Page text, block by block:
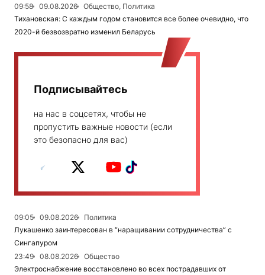
09:58 09.08.2026
Общество, Политика
Тихановская: С каждым годом становится все более очевидно, что
2020-й безвозвратно изменил Беларусь
Подписывайтесь
на нас в соцсетях, чтобы не
пропустить важные новости (если
это безопасно для вас)
09:05 09.08.2026
Политика
Лукашенко заинтересован в “наращивании сотрудничества” с
Сингапуром
23:49
08.08.2026
Общество
Электроснабжение восстановлено во всех пострадавших от